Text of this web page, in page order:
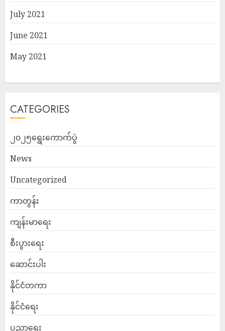
July 2021
June 2021
May 2021
CATEGORIES
၂၀၂၅ရွေးကောက်ပွဲ
News
Uncategorized
ကာတွန်း
ကျန်းမာရေး
စီးပွားရေး
ဆောင်းပါး
နိုင်ငံတကာ
နိုင်ငံရေး
ပညာရေး